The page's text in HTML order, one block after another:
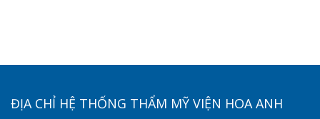
ĐỊA CHỈ HỆ THỐNG THẨM MỸ VIỆN HOA ANH